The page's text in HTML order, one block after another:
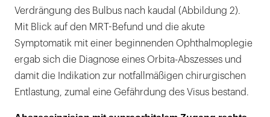
Verdrängung des Bulbus nach kaudal (Abbildung 2).
Mit Blick auf den MRT-Befund und die akute
Symptomatik mit einer beginnenden Ophthalmoplegie
ergab sich die Diagnose eines Orbita-Abszesses und
damit die Indikation zur notfallmäßigen chirurgischen
Entlastung, zumal eine Gefährdung des Visus bestand.